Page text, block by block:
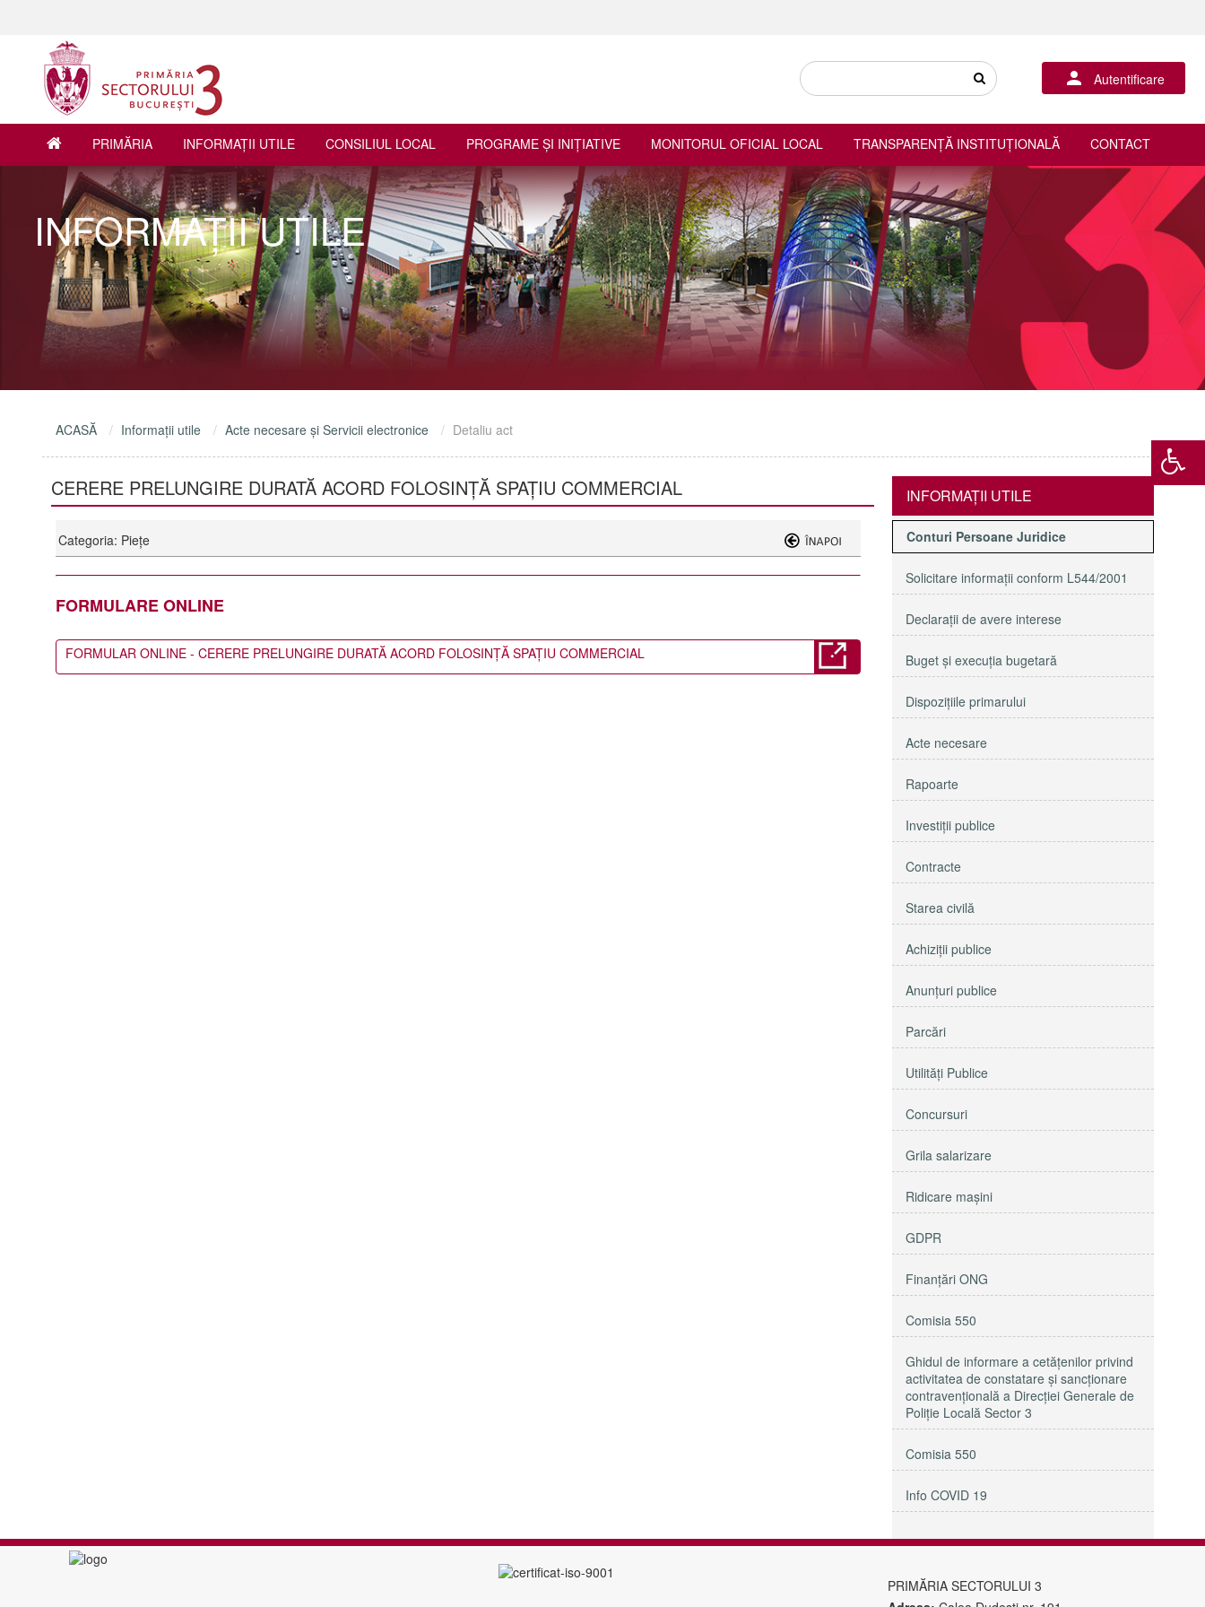
Autentificare
PRIMĂRIA INFORMAŢII UTILE CONSILIUL LOCAL PROGRAME ŞI INIŢIATIVE MONITORUL OFICIAL LOCAL TRANSPARENȚĂ INSTITUȚIONALĂ CONTACT
INFORMAŢII UTILE
ACASĂ Informaţii utile Acte necesare şi Servicii electronice Detaliu act
CERERE PRELUNGIRE DURATĂ ACORD FOLOSINȚĂ SPAȚIU COMMERCIAL
Categoria: Piețe
FORMULARE ONLINE
FORMULAR ONLINE - CERERE PRELUNGIRE DURATĂ ACORD FOLOSINȚĂ SPAȚIU COMMERCIAL
INFORMAŢII UTILE
Conturi Persoane Juridice
Solicitare informaţii conform L544/2001
Declaraţii de avere interese
Buget şi execuţia bugetară
Dispoziţiile primarului
Acte necesare
Rapoarte
Investiţii publice
Contracte
Starea civilă
Achiziţii publice
Anunţuri publice
Parcări
Utilităţi Publice
Concursuri
Grila salarizare
Ridicare maşini
GDPR
Finanțări ONG
Comisia 550
Ghidul de informare a cetățenilor privind
activitatea de constatare și sancționare
contravențională a Direcției Generale de
Poliție Locală Sector 3
Comisia 550
Info COVID 19
PRIMĂRIA SECTORULUI 3